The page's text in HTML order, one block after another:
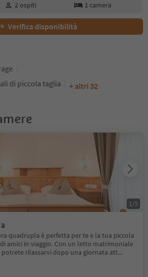
2 ospiti 1 camera
Verifica disponibilità
di piccola taglia
+ altri 32
quadrupla è perfetta per te e la tua piccola
amici in viaggio. Con un letto matrimoniale
rilassarvi dopo una giornata att...
1/5